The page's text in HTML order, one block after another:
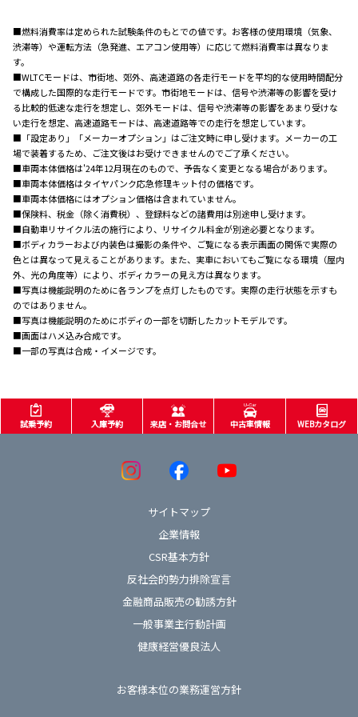
■燃料消費率は定められた試験条件のもとでの値です。お客様の使用環境（気象、
渋滞等）や運転方法（急発進、エアコン使用等）に応じて燃料消費率は異なりま
す。
■WLTCモードは、市街地、郊外、高速道路の各走行モードを平均的な使用時間配分
で構成した国際的な走行モードです。市街地モードは、信号や渋滞等の影響を受け
る比較的低速な走行を想定し、郊外モードは、信号や渋滞等の影響をあまり受けな
い走行を想定、高速道路モードは、高速道路等での走行を想定しています。
■「設定あり」「メーカーオプション」はご注文時に申し受けます。メーカーの工
場で装着するため、ご注文後はお受けできませんのでご了承ください。
■車両本体価格は'24年12月現在のもので、予告なく変更となる場合があります。
■車両本体価格はタイヤパンク応急修理キット付の価格です。
■車両本体価格にはオプション価格は含まれていません。
■保険料、税金（除く消費税）、登録料などの諸費用は別途申し受けます。
■自動車リサイクル法の施行により、リサイクル料金が別途必要となります。
■ボディカラーおよび内装色は撮影の条件や、ご覧になる表示画面の関係で実際の
色とは異なって見えることがあります。また、実車においてもご覧になる環境（屋内
外、光の角度等）により、ボディカラーの見え方は異なります。
■写真は機能説明のために各ランプを点灯したものです。実際の走行状態を示すも
のではありません。
■写真は機能説明のためにボディの一部を切断したカットモデルです。
■画面はハメ込み合成です。
■一部の写真は合成・イメージです。
試乗予約 入庫予約 来店・お問合せ 中古車情報 WEBカタログ
サイトマップ
企業情報
CSR基本方針
反社会的勢力排除宣言
金融商品販売の勧誘方針
一般事業主行動計画
健康経営優良法人
お客様本位の業務運営方針